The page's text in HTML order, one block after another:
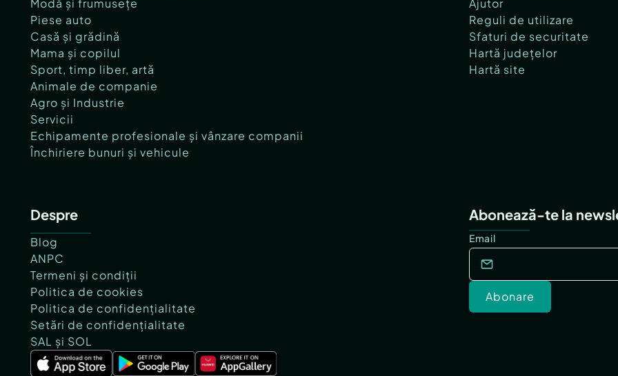
Modă și frumusețe
Piese auto
Casă și grădină
Mama și copilul
Sport, timp liber, artă
Animale de companie
Agro și Industrie
Servicii
Echipamente profesionale și vânzare companii
Închiriere bunuri și vehicule
Ajutor
Reguli de utilizare
Sfaturi de securitate
Hartă județelor
Hartă site
Despre
Blog
ANPC
Termeni și condiții
Politica de cookies
Politica de confidențialitate
Setări de confidențialitate
SAL și SOL
Abonează-te la
Email
Abonare